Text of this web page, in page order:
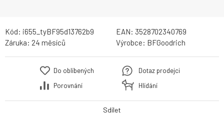
Kód: i655_tyBF95d13762b9 EAN: 3528702340769
Záruka: 24 měsíců Výrobce: BFGoodrich
Do oblíbených
Porovnání
Dotaz prodejci
Hlídání
Sdílet